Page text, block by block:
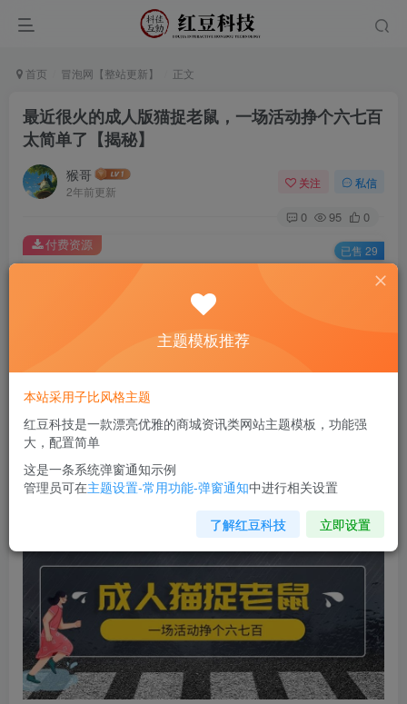
首页 冒泡网【整站更新】 正文
最近很火的成人版猫捉老鼠，一场活动挣个六七百
太简单了【揭秘】
猴哥
2年前更新
关注 私信
0 95 0
此内容为付费资源，请付费后查看
￥9.9
您当前未登录！建议登陆后购买，可保存购买订单
付费资源 已售 29
最近很火的成人版猫捉老鼠，一场活动挣个六七百太简单了
主题模板推荐
本站采用子比风格主题
红豆科技是一款漂亮优雅的商城资讯类网站主题模板，功能强
大，配置简单
这是一条系统弹窗通知示例
管理员可在主题设置-常用功能-弹窗通知中进行相关设置
了解红豆科技 立即设置